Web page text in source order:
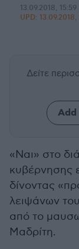
13.09.2018, 15:59
UPD: 13.09.2018,
Δείτε
Add
«Ναι» στο
κυβέρνησης
δίνοντας
λειψάνων
από το
Μαδρίτη.